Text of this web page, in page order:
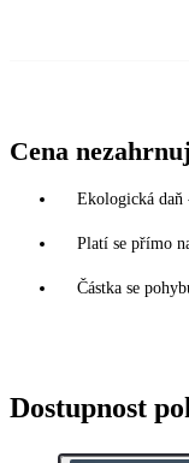
Cena
Ekologická
Platí se přímo
Částka se
Dostupnost